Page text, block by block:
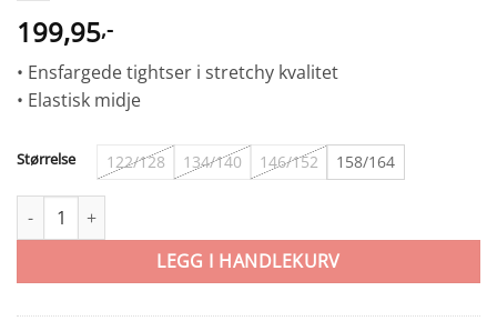
199,95,-
• Ensfargede tightser i stretchy kvalitet
• Elastisk midje
Størrelse 122/128 134/140 146/152 158/164
Vero Moda Girls Fiona Strømpebukser 2 pk Sort antall
LEGG I HANDLEKURV